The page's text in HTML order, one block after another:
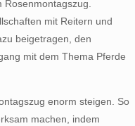
mit Reitern und
beigetragen, den
mit dem Thema Pferde
enorm steigen. So
machen, indem